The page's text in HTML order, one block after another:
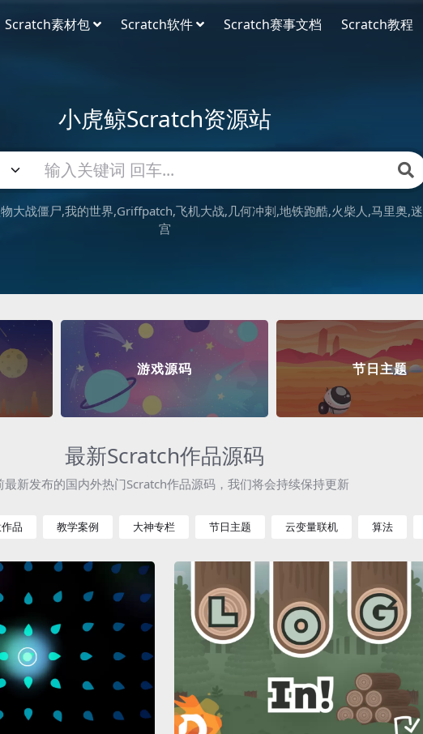
Scratch素材包 Scratch软件 Scratch赛事文档 Scratch教程
小虎鲸Scratch资源站
大战僵尸 我的世界 Griffpatch 飞机大战 几何冲刺 地铁跑酷 火柴人 马里奥 迷
宫
游戏源码 节日主题
最新Scratch作品源码
最新发布的国内外热门Scratch作品源码，我们将会持续保持更新
品 教学案例 大神专栏 节日主题 云变量联机 算法